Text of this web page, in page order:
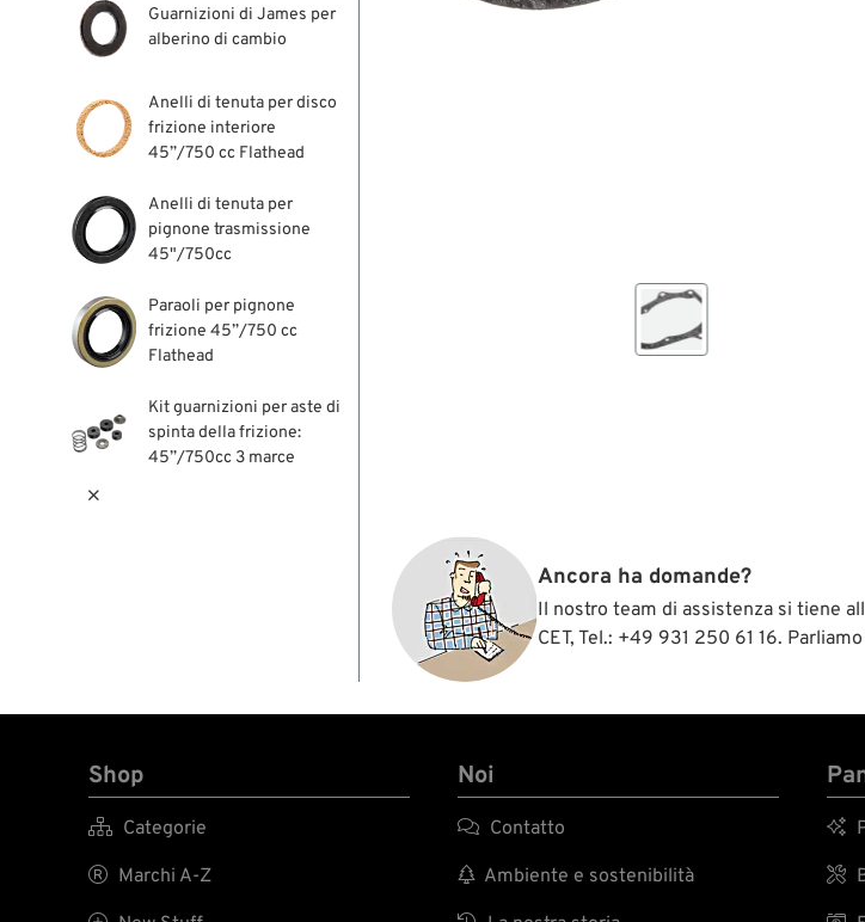
Guarnizioni di James per
alberino di cambio
Anelli di tenuta per disco
frizione interiore
45”/750 cc Flathead
Anelli di tenuta per
pignone trasmissione
45"/750cc
Paraoli per pignone
frizione 45”/750 cc
Flathead
Kit guarnizioni per aste di
spinta della frizione:
45”/750cc 3 marce

Ancora ha domande?
Il nostro team di assistenza si tiene
CET, Tel.: +49 931 250 61 16.
Shop
 Categorie
 Marchi A-Z
Noi
 Contatto
 Ambiente e sostenibilità

